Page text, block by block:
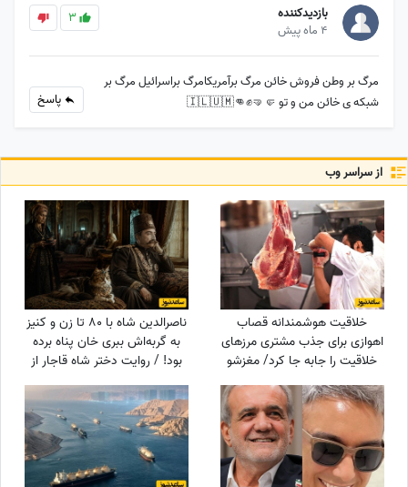
بازدیدکننده
4 ماه پیش
3
مرگ بر وطن فروش خائن مرگ برآمریکامرگ براسرائیل مرگ بر
شبکه ی خائن من و تو 🤛🤜✊️👊🇮🇱🇺🇲
پاسخ
از سراسر وب
خلاقیت هوشمندانه قصاب
اهوازی برای جذب مشتری مرزهای
خلاقیت را جابه جا کرد/ مغزشو
باید طلا گرفت +عکس
ناصرالدین شاه با 80 تا زن و کنیز
به گربه‌اش ببری خان پناه برده
بود! / روایت دختر شاه قاجار از
لایه‌های پنهان حرمسرای شاهی